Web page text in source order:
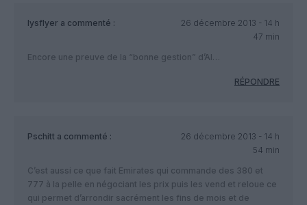
lysflyer a commenté :
26 décembre 2013 - 14 h
47 min
Encore une preuve de la “bonne gestion” d’AI…
RÉPONDRE
Pschitt a commenté :
26 décembre 2013 - 14 h
54 min
C’est aussi ce que fait Emirates qui commande des 380 et
777 à la pelle en négociant les prix puis les vend et reloue ce
qui permet d’arrondir sacrément les fins de mois et de